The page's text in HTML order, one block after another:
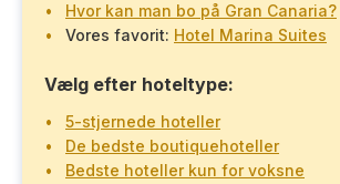
Hvor kan man bo på Gran Canaria?
Vores favorit: Hotel Marina Suites
Vælg efter hoteltype:
5-stjernede hoteller
De bedste boutiquehoteller
Bedste hoteller kun for voksne